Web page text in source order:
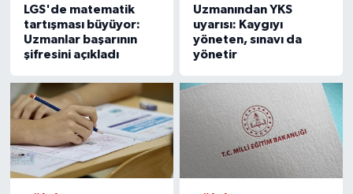
LGS'de matematik
tartışması büyüyor:
Uzmanlar başarının
şifresini açıkladı
Uzmanından YKS
uyarısı: Kaygıyı
yöneten, sınavı da
yönetir